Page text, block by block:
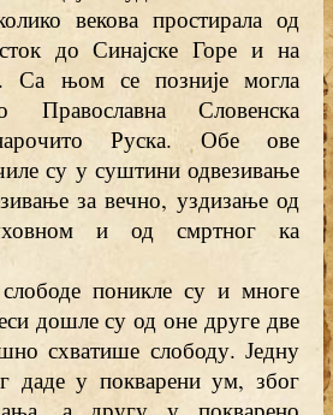
векова простирала од
до Синајске Горе и на
Са њом се позније могла
Православна Словенска
Руска. Обе ове
су у суштини одвезивање
за вечно, уздизање од
и од смртног ка
поникле су и многе
дошле су од оне друге две
схватише слободу. Једну
даде у покварени ум, због